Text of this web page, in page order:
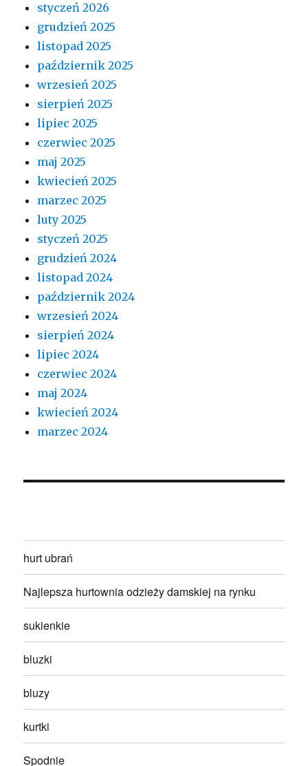
styczeń 2026
grudzień 2025
listopad 2025
październik 2025
wrzesień 2025
sierpień 2025
lipiec 2025
czerwiec 2025
maj 2025
kwiecień 2025
marzec 2025
luty 2025
styczeń 2025
grudzień 2024
listopad 2024
październik 2024
wrzesień 2024
sierpień 2024
lipiec 2024
czerwiec 2024
maj 2024
kwiecień 2024
marzec 2024
hurt ubrań
Najlepsza hurtownia odzieży damskiej na rynku
sukienkie
bluzki
bluzy
kurtki
Spodnie